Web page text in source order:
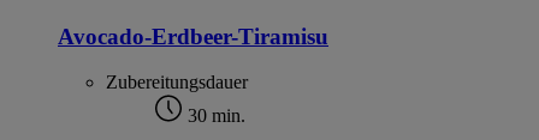
Avocado-Erdbeer-Tiramisu
Zubereitungsdauer
30 min.